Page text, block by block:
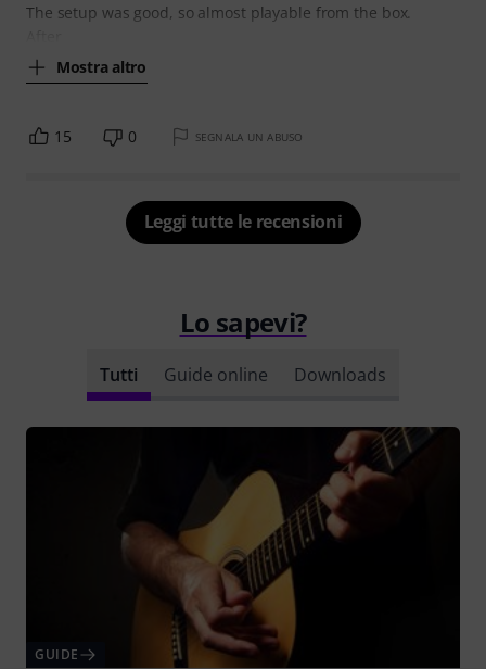
The setup was good, so almost playable from the box.
Mostra altro
15 0 SEGNALA UN ABUSO
Leggi tutte le recensioni
Lo sapevi?
Tutti Guide online Downloads
GUIDE